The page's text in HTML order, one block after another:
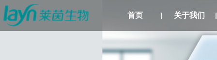
首页 关于我们